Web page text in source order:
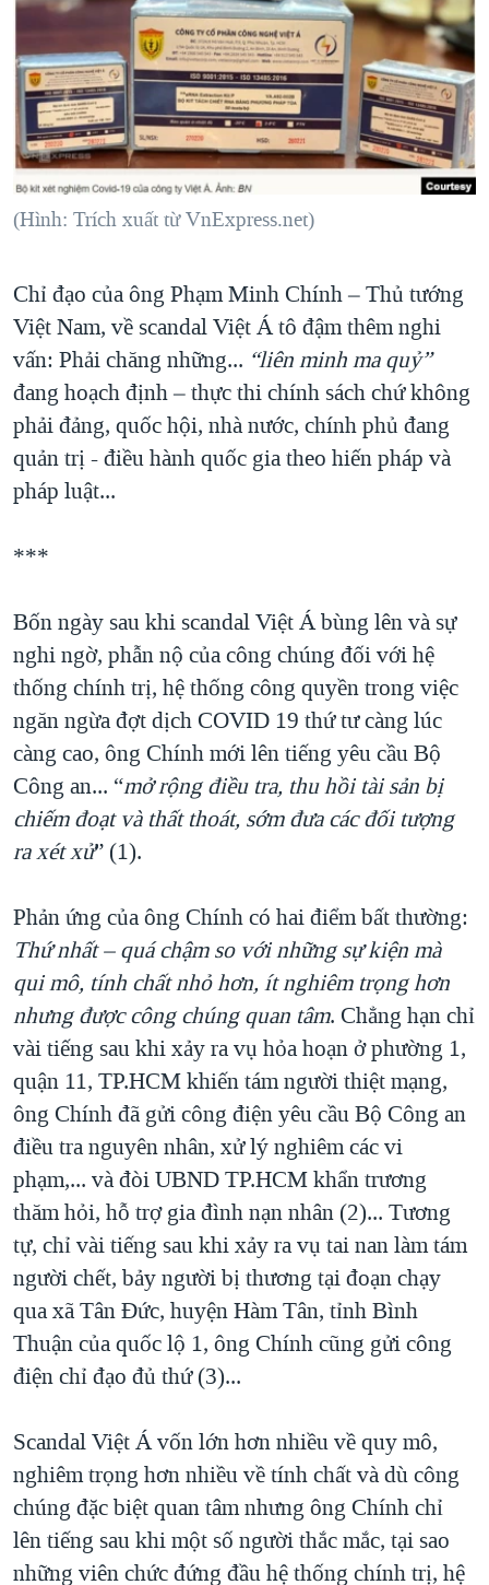
"Tìm" NGƯỜI VIỆT HẢI NGOẠI
ĐỜI SỐNG
KINH TẾ
KHOA HỌC
SỨC KHOẺ
VĂN HOÁ
GIÁO DỤC
TẠI
HÀNH TRÌNH BẦU CỬ 2024
MỘT NĂM CHIẾN TRANH TẠI DẢI GAZA
GIẢI MÃ VÀNH ĐAI & CON ĐƯỜNG
NGÀY TỊ NẠN THẾ GIỚI
CÁC GIÁ TRỊ CỘNG HÒA Ở VIỆT NAM
THƯỢNG ĐỈNH TRUMP-KIM TẠI VIỆT NAM
TRỊNH VĨNH BÌNH VS. CHÍNH PHỦ VIỆT NAM
NGƯ DÂN VIỆT VÀ LÀN SÓNG TRỘM HẢI SÂM
VIDEO
NGHE
MẠNG XÃ HỘI
Ngôn ngữ khác
(Hình: Trích xuất từ VnExpress.net)
Chỉ đạo của ông Phạm Minh Chính – Thủ tướng
Việt Nam, về scandal Việt Á tô đậm thêm nghi
vấn: Phải chăng những... “liên minh ma quỷ”
đang hoạch định – thực thi chính sách chứ không
phải đảng, quốc hội, nhà nước, chính phủ đang
quản trị - điều hành quốc gia theo hiến pháp và
pháp luật...
***
Bốn ngày sau khi scandal Việt Á bùng lên và sự
nghi ngờ, phẫn nộ của công chúng đối với hệ
thống chính trị, hệ thống công quyền trong việc
ngăn ngừa đợt dịch COVID 19 thứ tư càng lúc
càng cao, ông Chính mới lên tiếng yêu cầu Bộ
Công an... “mở rộng điềutra, thu hồi tài sản bị
chiếm đoạt và thất thoát, sớm đưa các đối tượng
ra xét xử” (1).
Phản ứng của ông Chính có hai điểm bất thường:
Thứ nhất – quá chậm so với những sự kiện mà
qui mô, tính chất nhỏ hơn, ít nghiêm trọng hơn
nhưng được công chúng quan tâm. Chẳng hạn chỉ
vài tiếng sau khi xảy ra vụ hỏa hoạn ở phường 1,
quận 11, TP.HCM khiến tám người thiệt mạng,
ông Chính đã gửi công điện yêu cầu Bộ Công an
điều tra nguyên nhân, xử lý nghiêm các vi
phạm,... và đòi UBND TP.HCM khẩn trương
thăm hỏi, hỗ trợ gia đình nạn nhân (2)... Tương
tự, chỉ vài tiếng sau khi xảy ra vụ tai nan làm tám
người chết, bảy người bị thương tại đoạn chạy
qua xã Tân Đức, huyện Hàm Tân, tỉnh Bình
Thuận của quốc lộ 1, ông Chính cũng gửi công
điện chỉ đạo đủ thứ (3)...
Scandal Việt Á vốn lớn hơn nhiều về quy mô,
nghiêm trọng hơn nhiều về tính chất và dù công
chúng đặc biệt quan tâm nhưng ông Chính chỉ
lên tiếng sau khi một số người thắc mắc, tại sao
những viên chức đứng đầu hệ thống chính trị, hệ